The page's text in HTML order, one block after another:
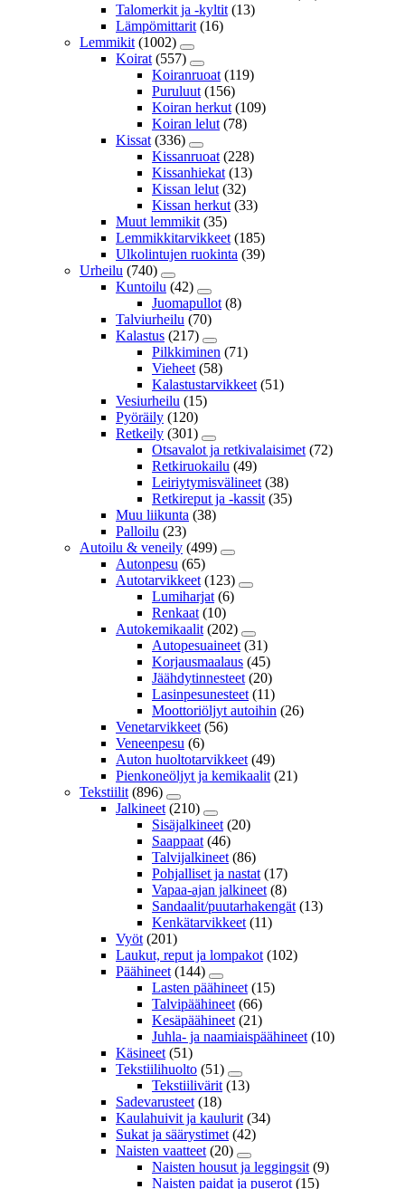
Talomerkit ja -kyltit (13)
Lämpömittarit (16)
Lemmikit (1002)
Koirat (557)
Koiranruoat (119)
Puruluut (156)
Koiran herkut (109)
Koiran lelut (78)
Kissat (336)
Kissanruoat (228)
Kissanhiekat (13)
Kissan lelut (32)
Kissan herkut (33)
Muut lemmikit (35)
Lemmikkitarvikkeet (185)
Ulkolintujen ruokinta (39)
Urheilu (740)
Kuntoilu (42)
Juomapullot (8)
Talviurheilu (70)
Kalastus (217)
Pilkkiminen (71)
Vieheet (58)
Kalastustarvikkeet (51)
Vesiurheilu (15)
Pyöräily (120)
Retkeily (301)
Otsavalot ja retkivalaisimet (72)
Retkiruokailu (49)
Leiriytymisvälineet (38)
Retkireput ja -kassit (35)
Muu liikunta (38)
Palloilu (23)
Autoilu & veneily (499)
Autonpesu (65)
Autotarvikkeet (123)
Lumiharjat (6)
Renkaat (10)
Autokemikaalit (202)
Autopesuaineet (31)
Korjausmaalaus (45)
Jäähdytinnesteet (20)
Lasinpesunesteet (11)
Moottoriöljyt autoihin (26)
Venetarvikkeet (56)
Veneenpesu (6)
Auton huoltotarvikkeet (49)
Pienkoneöljyt ja kemikaalit (21)
Tekstiilit (896)
Jalkineet (210)
Sisäjalkineet (20)
Saappaat (46)
Talvijalkineet (86)
Pohjalliset ja nastat (17)
Vapaa-ajan jalkineet (8)
Sandaalit/puutarhakengät (13)
Kenkätarvikkeet (11)
Vyöt (201)
Laukut, reput ja lompakot (102)
Päähineet (144)
Lasten päähineet (15)
Talvipäähineet (66)
Kesäpäähineet (21)
Juhla- ja naamiaispäähineet (10)
Käsineet (51)
Tekstiilihuolto (51)
Tekstiilivärit (13)
Sadevarusteet (18)
Kaulahuivit ja kaulurit (34)
Sukat ja säärystimet (42)
Naisten vaatteet (20)
Naisten housut ja leggingsit (9)
Naisten paidat ja puserot (15)